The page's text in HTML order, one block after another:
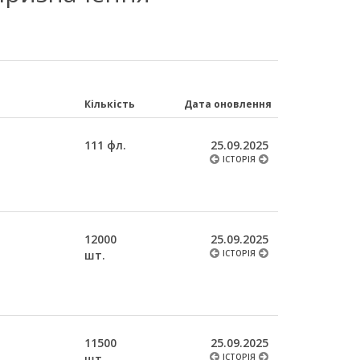
Кількість Дата оновлення
111 фл. 25.09.2025
ІСТОРІЯ
12000
шт.
25.09.2025
ІСТОРІЯ
11500
25.09.2025
ІСТОРІЯ